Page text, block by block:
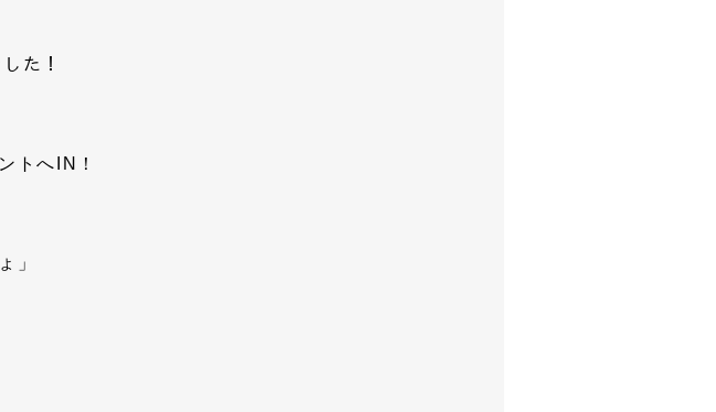
た！
トへIN！
」